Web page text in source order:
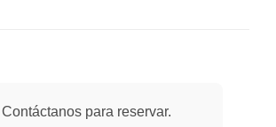
para reservar.